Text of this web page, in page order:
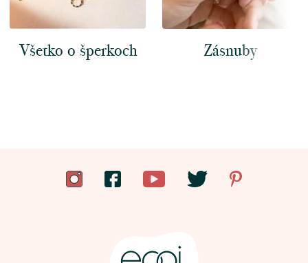
Všetko o šperkoch Zásnuby